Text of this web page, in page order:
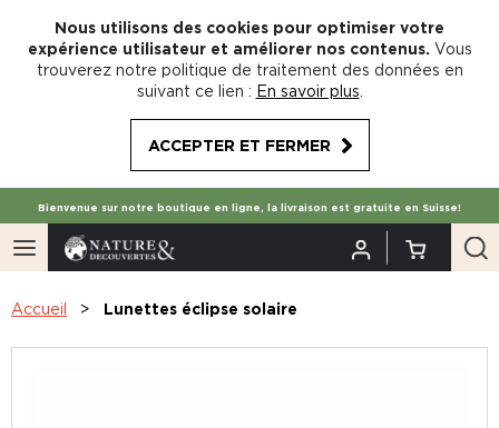
Nous utilisons des cookies pour optimiser votre
expérience utilisateur et améliorer nos contenus. Vous
trouverez notre politique de traitement des données en
suivant ce lien : En savoir plus
ACCEPTER ET FERMER
Bienvenue sur notre boutique en ligne, la livraison est gratuite en Suisse!
Accueil Lunettes éclipse solaire